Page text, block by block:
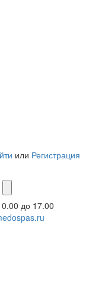
или Регистрация
до 17.00